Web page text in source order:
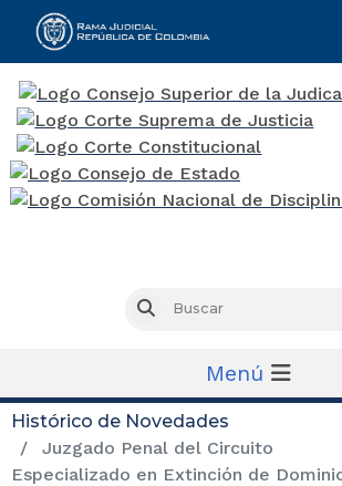
Buscar
Menú
Histórico de Novedades
Juzgado Penal del Circuito
Especializado en Extinción de